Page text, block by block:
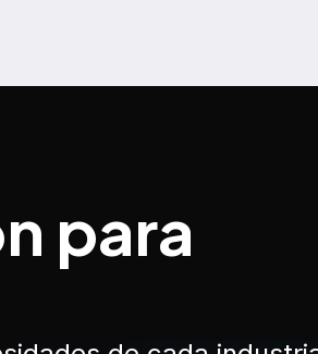
para